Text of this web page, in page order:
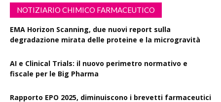
NOTIZIARIO CHIMICO FARMACEUTICO
EMA Horizon Scanning, due nuovi report sulla
degradazione mirata delle proteine e la microgravità
AI e Clinical Trials: il nuovo perimetro normativo e
fiscale per le Big Pharma
Rapporto EPO 2025, diminuiscono i brevetti farmaceutici